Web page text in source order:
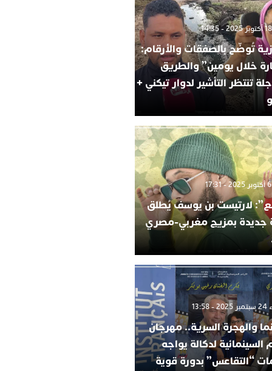
تُوضّح بالصفقات والأرقام:
خلال يومين” والطريق
تنتظر التأشير لدوار تيكني +
لارتيست بن يوسف يُطلق
جديدة بمزيج مغربي-مصري
والهجرة السرية.. مهرجان
السينمائية لدكالة يواجه
“التقاعس” بدورة قوية